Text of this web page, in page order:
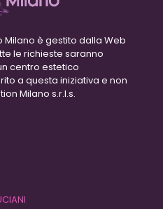
Milano è gestito dalla Web
le richieste saranno
centro estetico
a questa iniziativa e non
Milano s.r.l.s.